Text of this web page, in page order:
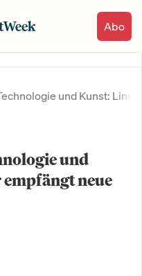
Abo
und Kunst:
und
neue